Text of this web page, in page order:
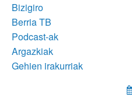
Bizigiro
Berria TB
Podcast-ak
Argazkiak
Gehien irakurriak